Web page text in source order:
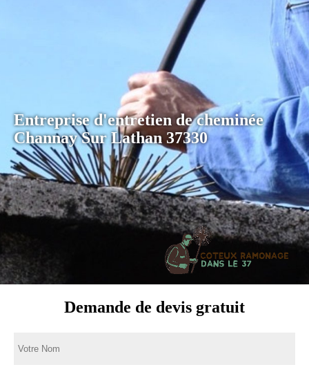
Entreprise d'entretien de cheminée
Channay Sur Lathan 37330
Demande de devis gratuit